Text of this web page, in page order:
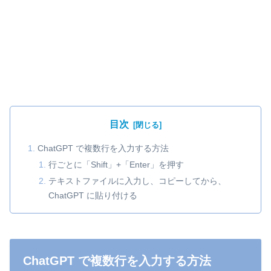
目次
ChatGPT で複数行を入力する方法
行ごとに「Shift」+「Enter」を押す
テキストファイルに入力し、コピーしてから、
ChatGPT に貼り付ける
ChatGPT で複数行を入力する方法